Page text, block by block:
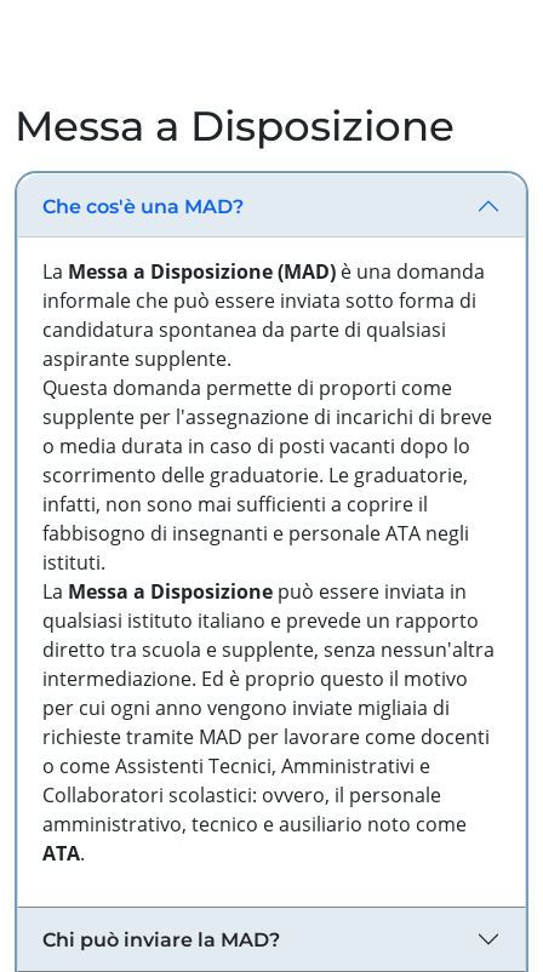
Messa a Disposizione
Che cos'è una MAD?
La Messa a Disposizione (MAD) è una domanda
informale che può essere inviata sotto forma di
candidatura spontanea da parte di qualsiasi
aspirante supplente.
Questa domanda permette di proporti come
supplente per l'assegnazione di incarichi di breve
o media durata in caso di posti vacanti dopo lo
scorrimento delle graduatorie. Le graduatorie,
infatti, non sono mai sufficienti a coprire il
fabbisogno di insegnanti e personale ATA negli
istituti.
La Messa a Disposizione può essere inviata in
qualsiasi istituto italiano e prevede un rapporto
diretto tra scuola e supplente, senza nessun'altra
intermediazione. Ed è proprio questo il motivo
per cui ogni anno vengono inviate migliaia di
richieste tramite MAD per lavorare come docenti
o come Assistenti Tecnici, Amministrativi e
Collaboratori scolastici: ovvero, il personale
amministrativo, tecnico e ausiliario noto come
ATA.
Chi può inviare la MAD?